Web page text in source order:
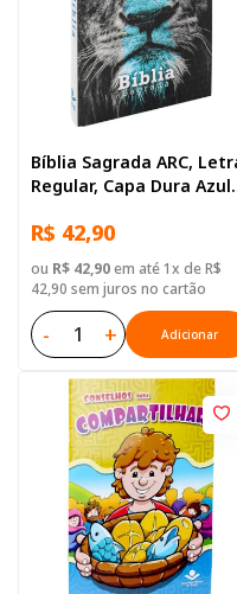
Bíblia Sagrada ARC,
Regular, Capa Dura Azul
R$ 42,90
ou R$ 42,90em até 1x de R$
42,90 sem juros no cartão
- + Adicionar